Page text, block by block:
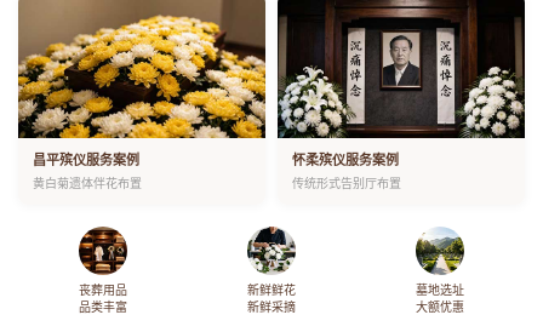
昌平殡仪服务案例
黄白菊遗体伴花布置
怀柔殡仪服务案例
传统形式告别厅布置
丧葬用品
品类丰富
新鲜鲜花
新鲜采摘
墓地选址
大额优惠